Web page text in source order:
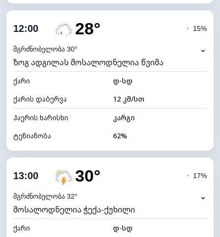
ღრუბლიანობა
ნამის წერტილი
ხილვადობა
10 კმ
განათების ინდექსი 4 (მკრთალი)
ღრუბლის სიმაღლე 6320 მ
12:00 28°
მგრძნობელობა 30°
◔ 15%
⌄
ზოგ ადგილას მოსალოდნელია წვიმა
ქარი
დ-სდ
ქარის დაბერვა
12 კმ/სთ
ჰაერის ხარისხი
კარგი
ტენიანობა
62%
ღრუბლიანობა
ნამის წერტილი
ხილვადობა
10 კმ
განათების ინდექსი 4 (მკრთალი)
13:00 30°
მგრძნობელობა 32°
◔ 17%
⌄
მოსალოდნელია ჭექა-ქუხილი
ქარი
დ-სდ